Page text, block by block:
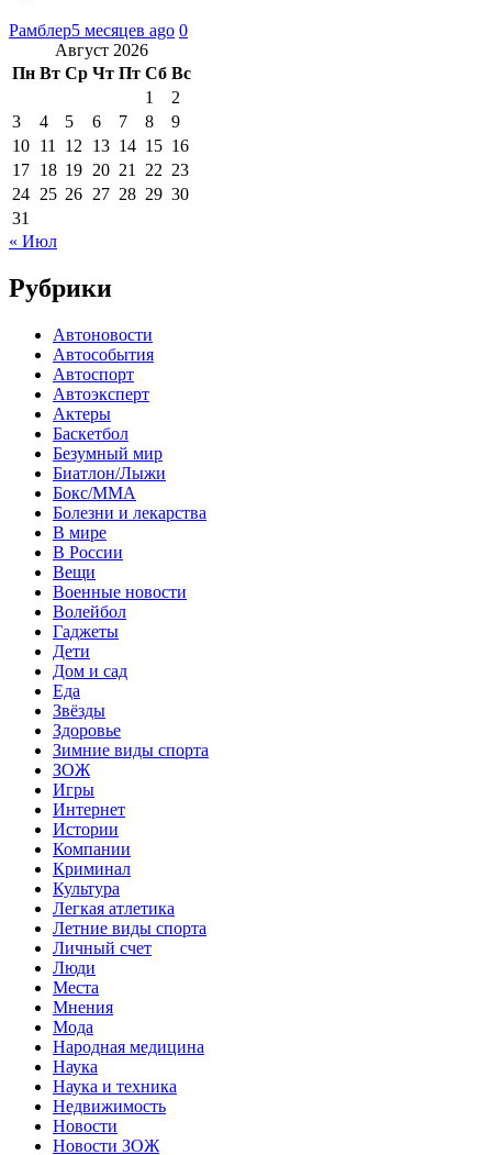
Рамблер5 месяцев ago 0
Август 2026
Пн Вт Ср Чт Пт Сб Вс
1
2
3
4 5 6 7 8
9
10 11 12 13 14 15 16
17 18 19 20 21 22 23
24 25 26 27 28 29 30
31
« Июл
Рубрики
Автоновости
Автособытия
Автоспорт
Автоэксперт
Актеры
Баскетбол
Безумный мир
Биатлон/Лыжи
Бокс/MMA
Болезни и лекарства
В мире
В России
Вещи
Военные новости
Волейбол
Гаджеты
Дети
Дом и сад
Еда
Звёзды
Здоровье
Зимние виды спорта
ЗОЖ
Игры
Интернет
Истории
Компании
Криминал
Культура
Легкая атлетика
Летние виды спорта
Личный счет
Люди
Места
Мнения
Мода
Народная медицина
Наука
Наука и техника
Недвижимость
Новости
Новости ЗОЖ